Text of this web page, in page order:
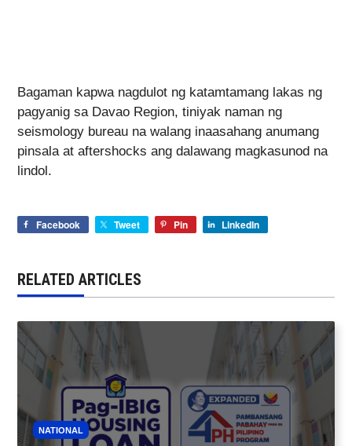
Bagaman kapwa nagdulot ng katamtamang lakas ng
pagyanig sa Davao Region, tiniyak naman ng
seismology bureau na walang inaasahang anumang
pinsala at aftershocks ang dalawang magkasunod na
lindol.
Facebook Tweet Pin LinkedIn
RELATED ARTICLES
NATIONAL